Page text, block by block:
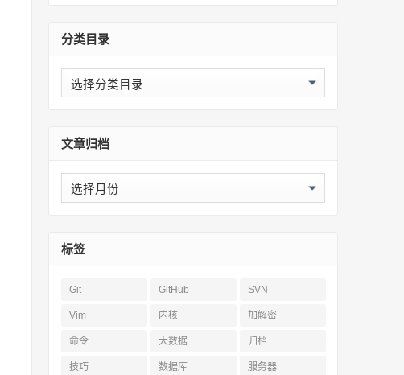
分类目录
分
类
文章归档
文
章
标签
Git GitHub SVN
Vim 内核 加解密
命令 大数据 归档
技巧 数据库 服务器